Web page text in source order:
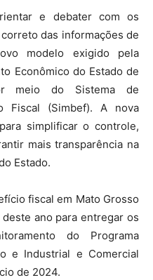
e debater com os
das informações de
modelo exigido pela
Econômico do Estado de
meio do Sistema de
Fiscal (Simbef). A nova
simplificar o controle,
mais transparência na
Estado.
fiscal em Mato Grosso
ano para entregar os
do Programa
e Industrial e Comercial
de 2024.